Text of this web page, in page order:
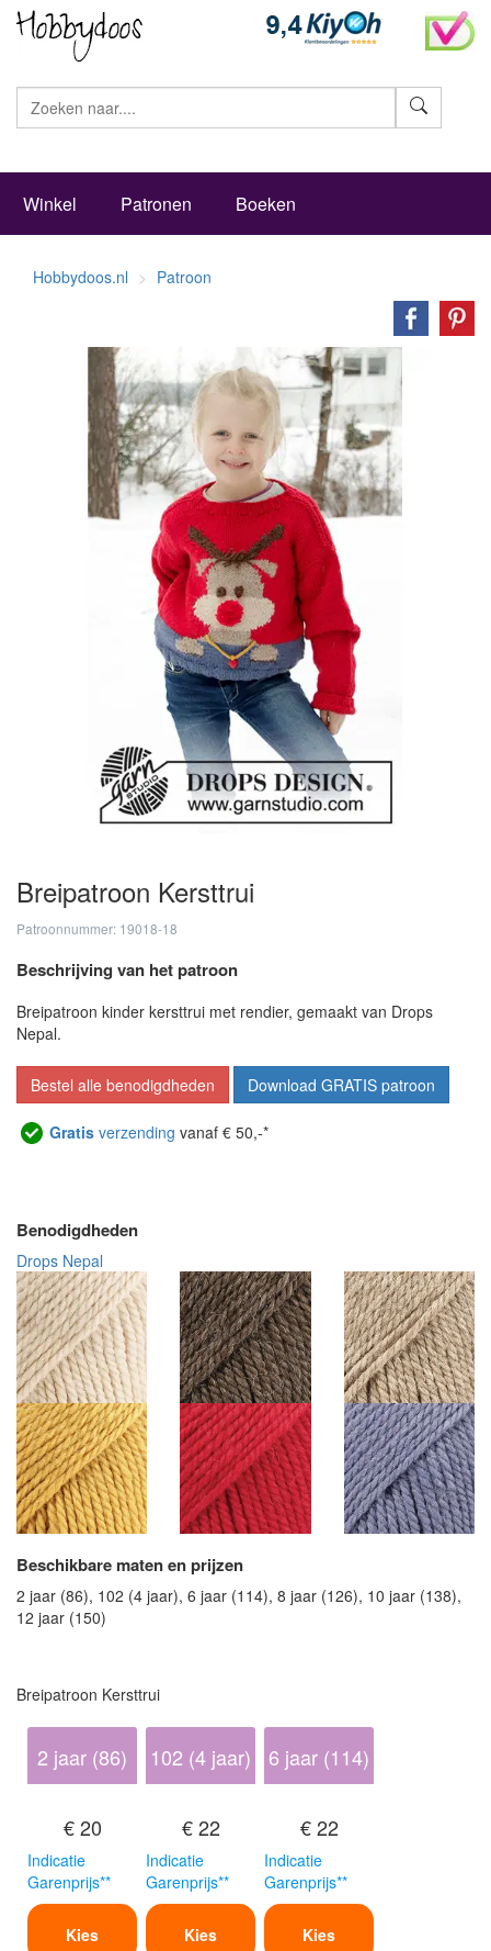
Winkel Patronen Boeken
Hobbydoos.nl Patroon
Breipatroon Kersttrui
Patroonnummer: 19018-18
Beschrijving van het patroon
Breipatroon kinder kersttrui met rendier, gemaakt van Drops
Nepal.
Bestel alle benodigdheden Download GRATIS patroon
Gratis verzending vanaf € 50,-*
Benodigdheden
Drops Nepal
Beschikbare maten en prijzen
2 jaar (86), 102 (4 jaar), 6 jaar (114), 8 jaar (126), 10 jaar (138),
12 jaar (150)
Breipatroon Kersttrui
2 jaar (86)
€ 20
Indicatie
Garenprijs**
Kies
102 (4 jaar)
€ 22
Indicatie
Garenprijs**
Kies
6 jaar (114)
€ 22
Indicatie
Garenprijs**
Kies